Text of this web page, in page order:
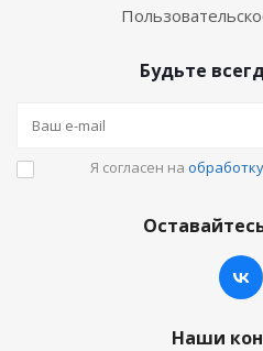
Будьте
Я согласен на
Наши